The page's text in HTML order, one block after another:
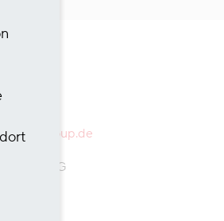
Köln AG